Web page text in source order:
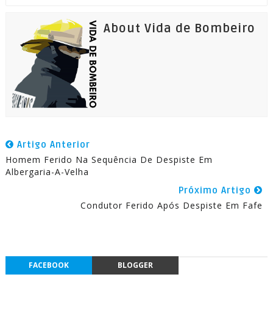
About Vida de Bombeiro
Artigo Anterior
Homem Ferido Na Sequência De Despiste Em
Albergaria-A-Velha
Próximo Artigo
Condutor Ferido Após Despiste Em Fafe
FACEBOOK BLOGGER